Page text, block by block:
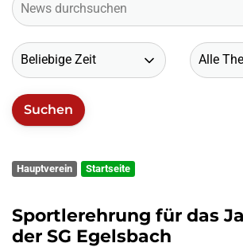
Hauptverein Startseite
Sportlerehrung für das
der SG Egelsbach